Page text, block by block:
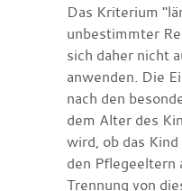
Das Kriterium
unbestimmter
sich daher nicht
anwenden. Die
nach den
dem Alter des
wird, ob das
den Pflegeeltern
Trennung von